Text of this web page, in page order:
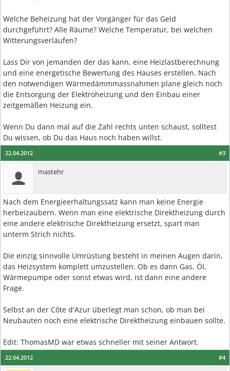
Welche Beheizung hat der Vorgänger für das Geld
durchgeführt? Alle Räume? Welche Temperatur, bei welchen
Witterungsverläufen?
Lass Dir von jemanden der das kann, eine Heizlastberechnung
und eine energetische Bewertung des Hauses erstellen. Nach
den notwendigen Wärmedämmmassnahmen plane gleich noch
die Entsorgung der Elektroheizung und den Einbau einer
zeitgemäßen Heizung ein.
Wenn Du dann mal auf die Zahl rechts unten schaust, solltest
Du wissen, ob Du das Haus noch haben willst.
#3
22.04.2012
mastehr
Nach dem Energieerhaltungssatz kann man keine Energie
herbeizaubern. Wenn man eine elektrische Direktheizung durch
eine andere elektrische Direktheizung ersetzt, spart man
unterm Strich nichts.
Die einzig sinnvolle Umrüstung besteht in meinen Augen darin,
das Heizsystem komplett umzustellen. Ob es dann Gas, Öl,
Wärmepumpe oder sonst etwas wird, ist dann eine andere
Frage.
Selbst an der Côte d'Azur überlegt man schon, ob man bei
Neubauten noch eine elektrische Direktheizung einbauen sollte.
Edit: ThomasMD war etwas schneller mit seiner Antwort.
#4
22.04.2012